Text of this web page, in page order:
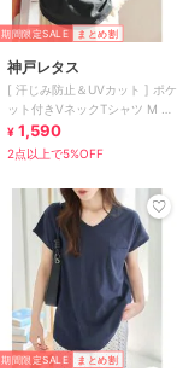
期間限定SALE まとめ割
神戸レタス
[ 汗じみ防止＆UVカット ] ポケ
ット付きVネックTシャツ M L
XL [C7575]
¥ 1,590
2点以上で5%OFF
期間限定SALE まとめ割